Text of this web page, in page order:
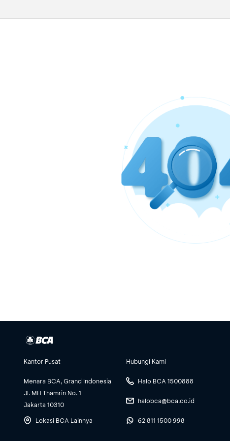
Kantor Pusat
Menara BCA, Grand Indonesia
Jl. MH Thamrin No. 1
Jakarta 10310
Lokasi BCA Lainnya
Hubungi Kami
Halo BCA 1500888
halobca@bca.co.id
62 811 1500 998